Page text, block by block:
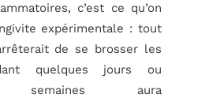
c’est ce qu’on
expérimentale : tout
de se brosser les
quelques jours ou
semaines aura